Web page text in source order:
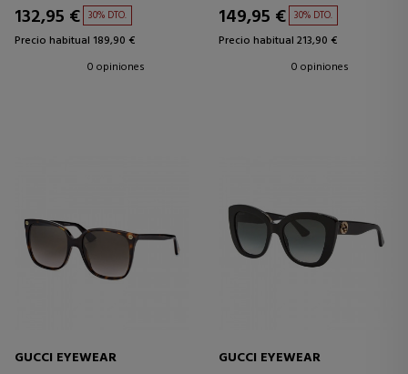
132,95 € 30% DTO.
Precio habitual 189,90 €
0 opiniones
149,95 € 30% DTO.
Precio habitual 213,90 €
0 opiniones
GUCCI EYEWEAR
GUCCI EYEWEAR